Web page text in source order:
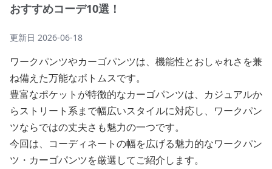
おすすめコーデ10選！
更新日 2026-06-18
ワークパンツやカーゴパンツは、機能性とおしゃれさを兼
ね備えた万能なボトムスです。
豊富なポケットが特徴的なカーゴパンツは、カジュアルか
らストリート系まで幅広いスタイルに対応し、ワークパン
ツならではの丈夫さも魅力の一つです。
今回は、コーディネートの幅を広げる魅力的なワークパン
ツ・カーゴパンツを厳選してご紹介します。